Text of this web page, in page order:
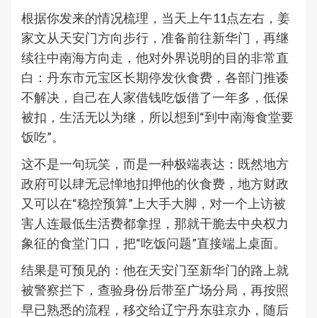
根据你发来的情况梳理，当天上午11点左右，姜
家文从天安门方向步行，准备前往新华门，再继
续往中南海方向走，他对外界说明的目的非常直
白：丹东市元宝区长期停发伙食费，各部门推诿
不解决，自己在人家借钱吃饭借了一年多，低保
被扣，生活无以为继，所以想到“到中南海食堂要
饭吃”。
这不是一句玩笑，而是一种极端表达：既然地方
政府可以肆无忌惮地扣押他的伙食费，地方财政
又可以在“稳控预算”上大手大脚，对一个上访被
害人连最低生活费都拿捏，那就干脆去中央权力
象征的食堂门口，把“吃饭问题”直接端上桌面。
结果是可预见的：他在天安门至新华门的路上就
被警察拦下，查验身份后带至广场分局，再按照
早已熟悉的流程，移交给辽宁丹东驻京办，随后